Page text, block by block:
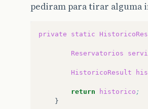
pediram para tirar alguma
private static
Reservatorios
HistoricoResult
return historico ;